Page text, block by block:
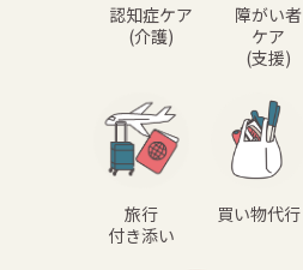
認知症ケア
(介護)
障がい者
ケア
(支援)
旅行
付き添い
買い物代行